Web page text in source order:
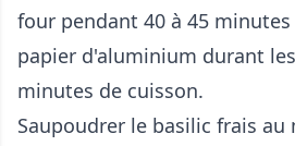
four pendant 40 à 45
papier d'aluminium durant
minutes de cuisson.
Saupoudrer le basilic frais au